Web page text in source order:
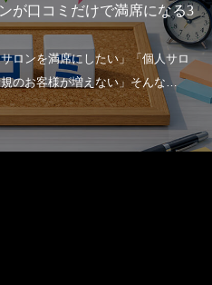
が口コミだけで満席になる3